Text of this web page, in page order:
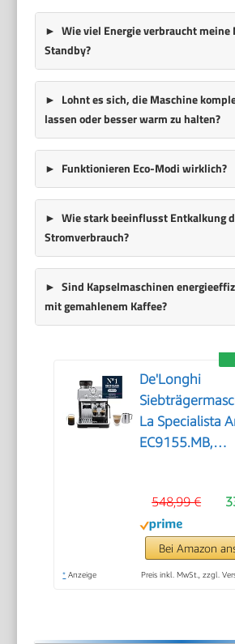
Wie viel Energie verbraucht meine
Standby?
Lohnt es sich, die Maschine
lassen oder besser warm zu halten?
Funktionieren Eco-Modi wirklich?
Wie stark beeinflusst Entkalkung
Stromverbrauch?
Sind Kapselmaschinen
mit gemahlenem Kaffee?
De'Longhi
La Specialista
EC9155.MB,
Mahlgrade, 15
Temperaturen,
1550W, 1,7L
548,99 €
Bei Amazon
* Anzeige Preis inkl. MwSt., zzgl.